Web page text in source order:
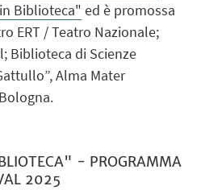
Biblioteca" ed è promossa
ERT / Teatro Nazionale;
Biblioteca di Scienze
Alma Mater
- PROGRAMMA
2025